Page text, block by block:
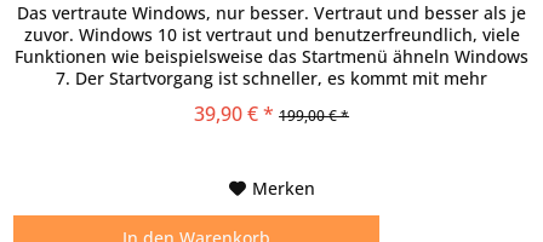
Das vertraute Windows, nur besser. Vertraut und besser als je
zuvor. Windows 10 ist vertraut und benutzerfreundlich, viele
Funktionen wie beispielsweise das Startmenü ähneln Windows
7. Der Startvorgang ist schneller, es kommt mit mehr
Hardware, die Sie bereits im Einsatz haben. Millionen von
39,90 € * 199,00 € *
Merken